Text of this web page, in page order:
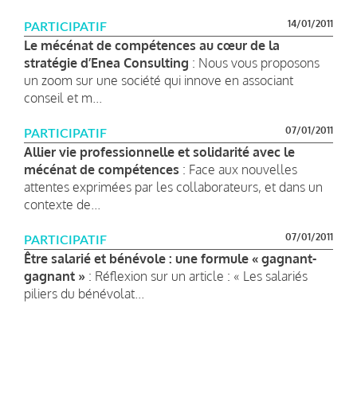
PARTICIPATIF 14/01/2011
Le mécénat de compétences au cœur de la
stratégie d’Enea Consulting : Nous vous proposons
un zoom sur une société qui innove en associant
conseil et m...
PARTICIPATIF 07/01/2011
Allier vie professionnelle et solidarité avec le
mécénat de compétences : Face aux nouvelles
attentes exprimées par les collaborateurs, et dans un
contexte de...
PARTICIPATIF 07/01/2011
Être salarié et bénévole : une formule « gagnant-
gagnant » : Réflexion sur un article : « Les salariés
piliers du bénévolat...